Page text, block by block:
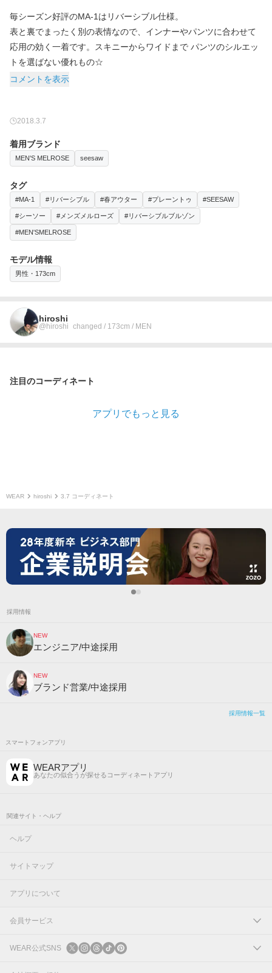
毎シーズン好評のMA-1はリバーシブル仕様。
表と裏でまったく別の表情なので、インナーやパンツに合わせて
応用の効く一着です。スキニーからワイドまで パンツのシルエッ
トを選ばない優れもの☆
コメントを表示
2018.3.7
着用ブランド
MEN'S MELROSE seesaw
タグ
#MA-1 #リバーシブル #春アウター #プレーントゥ #SEESAW
#シーソー #メンズメルローズ #リバーシブルブルゾン
#MEN'SMELROSE
モデル情報
男性・173cm
hiroshi
@hiroshi_changed / 173cm / MEN
注目のコーディネート
アプリでもっと見る
WEAR hiroshi 3.7 コーディネート
採用情報
NEW
エンジニア/中途採用
NEW
ブランド営業/中途採用
採用情報一覧
スマートフォンアプリ
WEARアプリ
あなたの似合うが探せるコーディネートアプリ
関連サイト・ヘルプ
ヘルプ
サイトマップ
アプリについて
会員サービス
ログイン
WEAR公式SNS